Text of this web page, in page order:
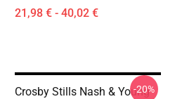
21,98 € - 40,02 €
Crosby Stills Nash & Young
-20%